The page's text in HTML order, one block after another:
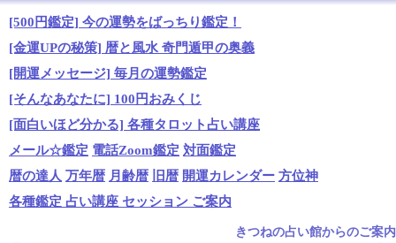
[500円鑑定] 今の運勢をばっちり鑑定！
[金運UPの秘策] 暦と風水 奇門遁甲の奥義
[開運メッセージ] 毎月の運勢鑑定
[そんなあなたに] 100円おみくじ
[面白いほど分かる] 各種タロット占い講座
メール☆鑑定 電話Zoom鑑定 対面鑑定
暦の達人 万年暦 月齢暦 旧暦 開運カレンダー 方位神
各種鑑定 占い講座 セッション ご案内
きつねの占い館からのご案内